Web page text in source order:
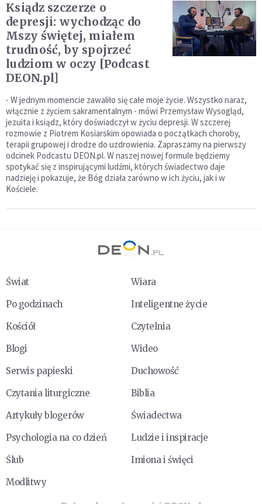
Ksiądz szczerze o
depresji: wychodząc do
Mszy świętej, miałem
trudność, by spojrzeć
ludziom w oczy [Podcast
DEON.pl]
- W jednym momencie zawaliło się całe moje życie. Wszystko naraz,
włącznie z życiem sakramentalnym - mówi Przemysław Wysogląd,
jezuita i ksiądz, który doświadczył w życiu depresji. W szczerej
rozmowie z Piotrem Kosiarskim opowiada o początkach choroby,
terapii grupowej i drodze do uzdrowienia. Zapraszamy na pierwszy
odcinek Podcastu DEON.pl. W naszej nowej formule będziemy
spotykać się z inspirującymi ludźmi, których świadectwo daje
nadzieję i pokazuje, że Bóg działa zarówno w ich życiu, jak i w
Kościele.
Świat
Wiara
Po godzinach
Inteligentne życie
Kościół
Czytelnia
Blogi
Wideo
Serwis papieski
Duchowość
Czytania liturgiczne
Biblia
Artykuły blogerów
Świadectwa
Psychologia na co dzień
Ludzie i inspiracje
Ślub
Imiona i święci
Modlitwy